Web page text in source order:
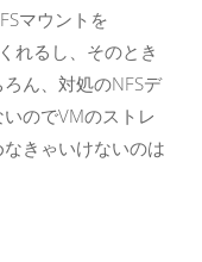
マウントを
れるし、そのとき
ん、対処のNFSデ
のでVMのストレ
きゃいけないのは